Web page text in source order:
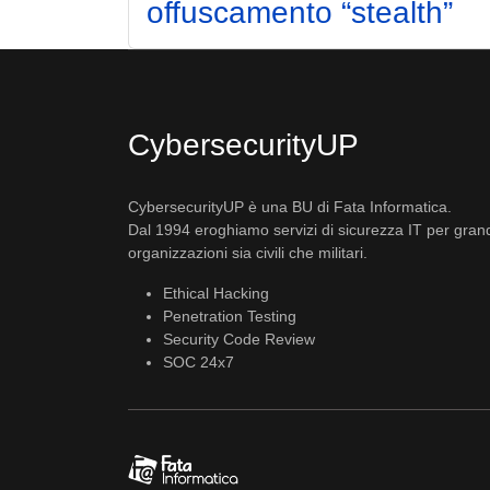
offuscamento “stealth”
CybersecurityUP
CybersecurityUP è una BU di Fata Informatica.
Dal 1994 eroghiamo servizi di sicurezza IT per
organizzazioni sia civili che militari.
Ethical Hacking
Penetration Testing
Security Code Review
SOC 24x7